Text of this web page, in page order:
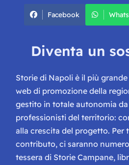
Facebook
Diventa un
Storie di Napoli è il più
web di promozione della
gestito in totale autonomia
professionisti del territorio:
alla crescita del progetto. Per
contributo, ci saranno
tessera di Storie Campane,